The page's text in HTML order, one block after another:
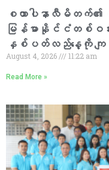
စထာပါနာလီမိတက်
မြန်မာနိုင်ငံတစ်ဝန်း
နှစ်ပတ်လည်နေ့ကို ကျ
August 4, 2026 11:22 am
Read More »